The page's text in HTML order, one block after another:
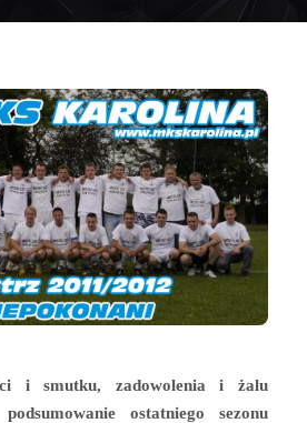
i smutku, zadowolenia i żalu
ostatniego sezonu